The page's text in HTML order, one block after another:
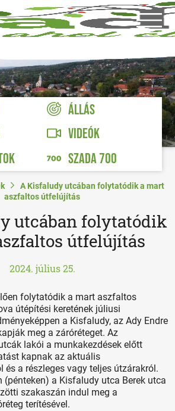
ÁLLÁS
VIDEÓK
SZADA 700
A Kisfaludy utcában folytatódik a mart
aszfaltos útfelújítás
utcában folytatódik
útfelújítás
2024. július 25.
folytatódik a mart aszfaltos
útépítési keretének júliusi
a Kisfaludy, az Ady Endre
meg a záróréteget. Az
lakói a munkakezdések előtt
kapnak az aktuális
a részleges vagy teljes útzárakról.
(pénteken) a Kisfaludy utca Berek utca
szakaszán indul meg a
terítésével.